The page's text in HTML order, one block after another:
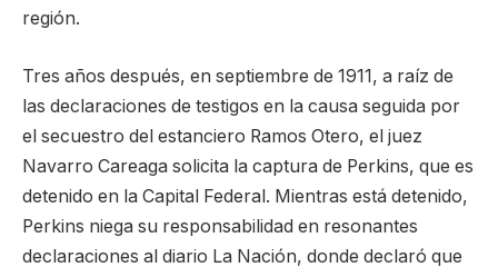
región.
Tres años después, en septiembre de 1911, a raíz de
las declaraciones de testigos en la causa seguida por
el secuestro del estanciero Ramos Otero, el juez
Navarro Careaga solicita la captura de Perkins, que es
detenido en la Capital Federal. Mientras está detenido,
Perkins niega su responsabilidad en resonantes
declaraciones al diario La Nación, donde declaró que